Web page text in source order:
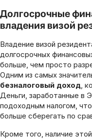
Долгосрочные
владения визой
Владение визой
долгосрочных
больше, чем просто
Одним из самых
безналоговый доход,
Деньги, заработанные в
подоходным налогом,
больше сберегать по
Кроме того, наличие